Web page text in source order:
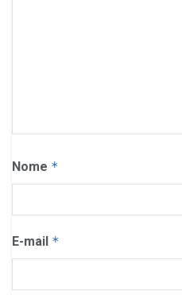
Nome *
E-mail *